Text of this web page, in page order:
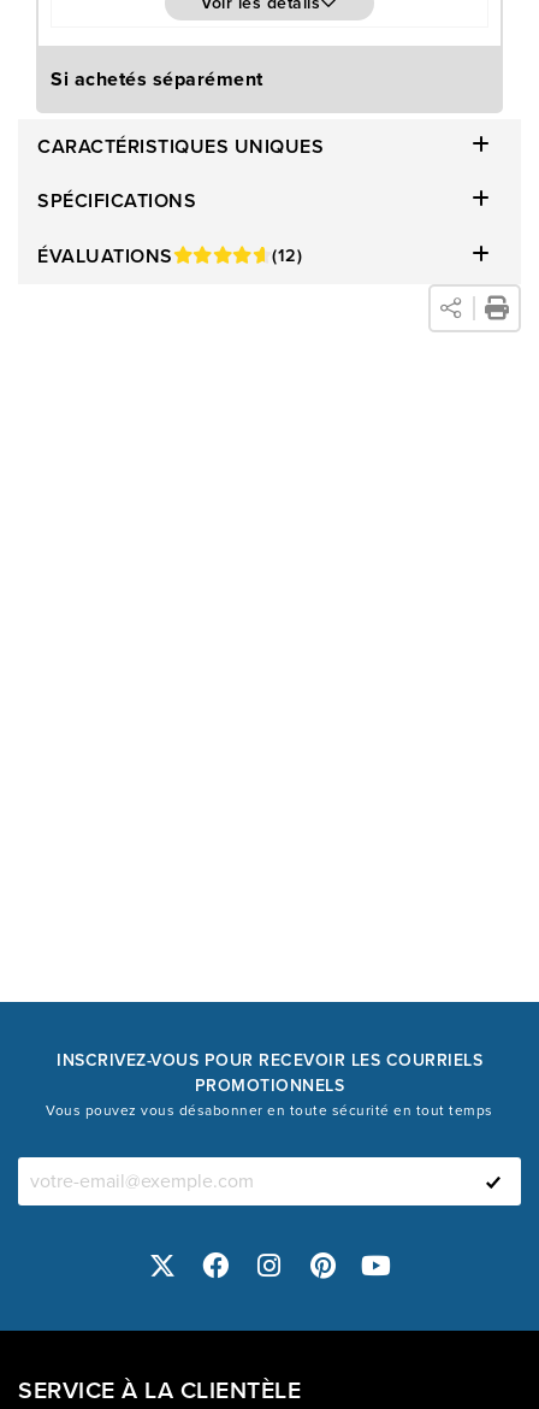
Si achetés séparément
CARACTÉRISTIQUES UNIQUES
SPÉCIFICATIONS
ÉVALUATIONS
(12)
INSCRIVEZ-VOUS POUR RECEVOIR LES COURRIELS
PROMOTIONNELS
Vous pouvez vous désabonner en toute sécurité en tout temps
SERVICE À LA CLIENTÈLE